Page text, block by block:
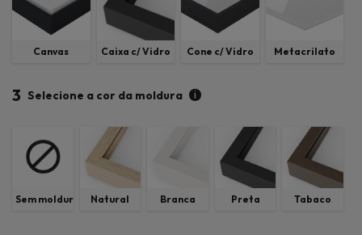
Canvas Caixa c/ Vidro Cone c/ Vidro Metacrilato
3 Selecione a cor da moldura i
Sem moldura Natural Branca Preta Tabaco